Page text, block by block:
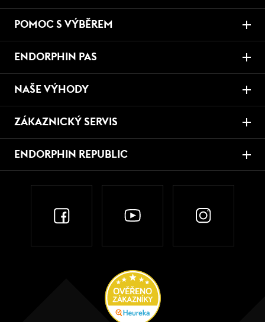
POMOC S VÝBĚREM
ENDORPHIN PAS
NAŠE VÝHODY
ZÁKAZNICKÝ SERVIS
ENDORPHIN REPUBLIC